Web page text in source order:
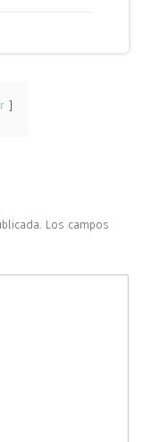
Los campos